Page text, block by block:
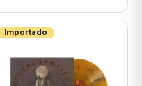
Importado